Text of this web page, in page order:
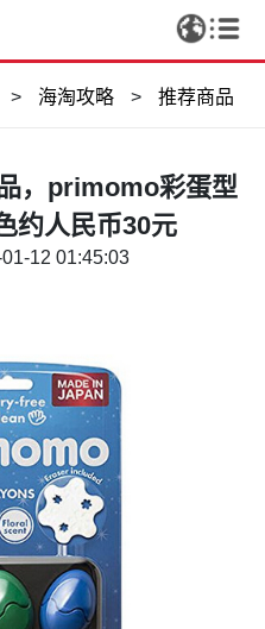
> 海淘攻略 > 推荐商品
，primomo彩蛋型
约人民币30元
12 01:45:03